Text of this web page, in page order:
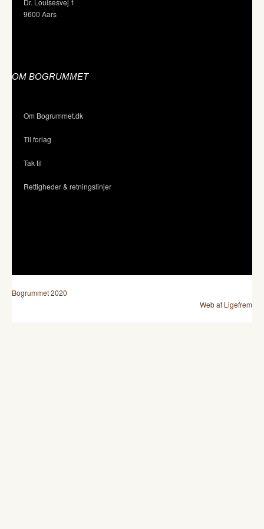
Dr. Louisesvej 1
9600 Aars
OM BOGRUMMET
Om Bogrummet.dk
Til forlag
Tak til
Rettigheder & retningslinjer
Bogrummet 2020
Web af Ligefrem